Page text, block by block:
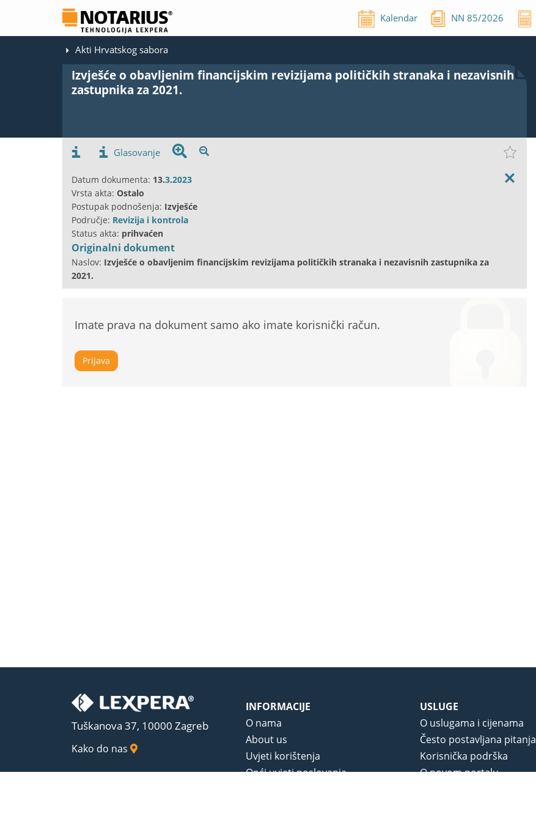
Kalendar NN85/2026
Akti Hrvatskog sabora
Izvješće o obavljenim financijskim revizijama političkih stranaka i nezavisnih
zastupnika za 2021.
Glasovanje
Datum dokumenta: 13.3.2023
Vrsta akta: Ostalo
Postupak podnošenja: Izvješće
Područje: Revizija i kontrola
Status akta: prihvaćen
Originalni dokument
Naslov: Izvješće o obavljenim financijskim revizijama političkih stranaka i nezavisnih zastupnika za
2021.
Imate prava na dokument samo ako imate korisnički račun.
Prijava
Tuškanova 37, 10000 Zagreb
Kako do nas
INFORMACIJE
O nama
About us
Uvjeti korištenja
Opći uvjeti poslovanja
USLUGE
O uslugama i cijenama
Često postavljana pitanja
Korisnička podrška
O novom portalu